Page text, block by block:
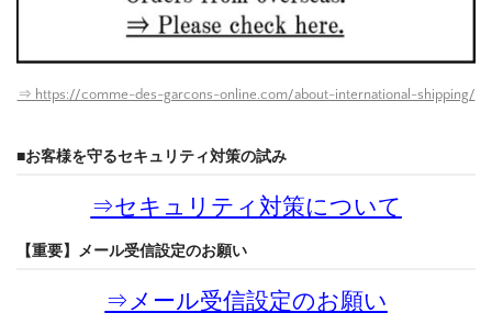
⇒ https://comme-des-garcons-online.com/about-international-shipping/
■お客様を守るセキュリティ対策の試み
⇒セキュリティ対策について
【重要】メール受信設定のお願い
⇒メール受信設定のお願い